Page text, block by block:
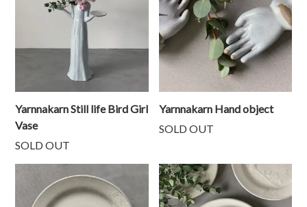
Yarnnakarn Still life Bird Girl
Vase
SOLD OUT
Yarnnakarn Hand object
SOLD OUT